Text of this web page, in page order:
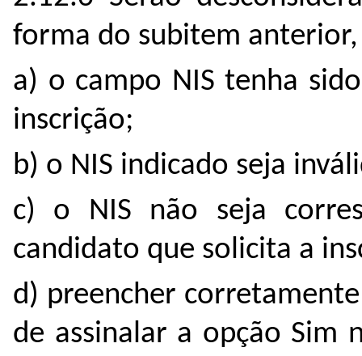
forma do subitem
a) o campo NIS tenha
inscrição;
b) o NIS indicado seja
c) o NIS não seja
candidato que solicita a
d) preencher
de assinalar a opção Sim